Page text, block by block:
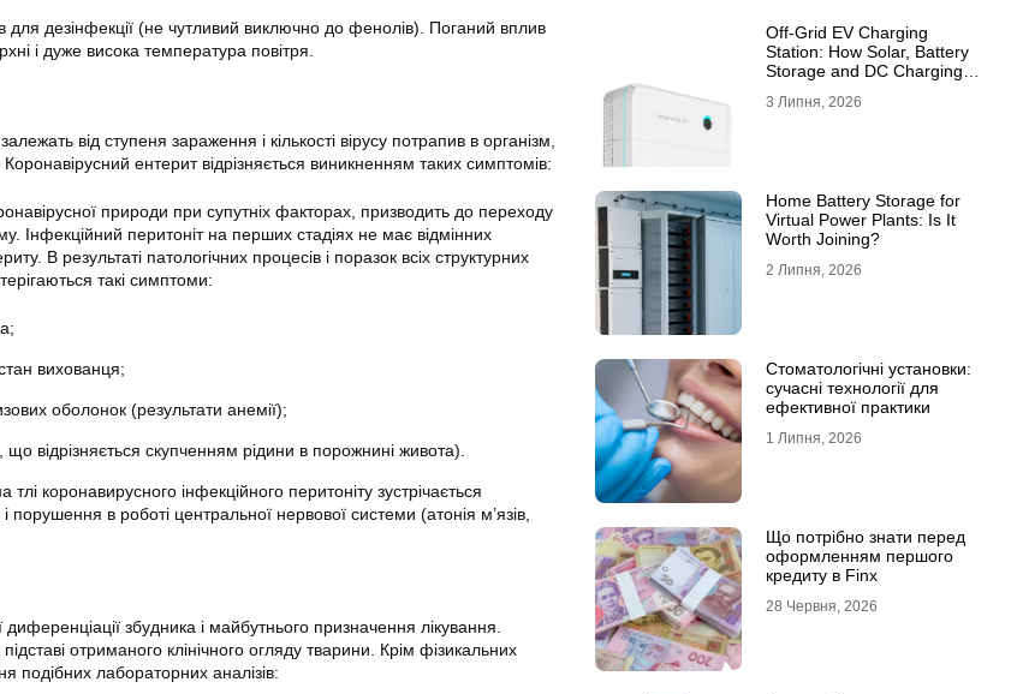
для дезінфекції (не чутливий виключно до фенолів). Поганий вплив
і дуже висока температура повітря.
від ступеня зараження і кількості вірусу потрапив в організм,
ентерит відрізняється виникненням таких симптомів:
природи при супутніх факторах, призводить до переходу
Інфекційний перитоніт на перших стадіях не має відмінних
В результаті патологічних процесів і поразок всіх структурних
такі симптоми:
вихованця;
оболонок (результати анемії);
відрізняється скупченням рідини в порожнині живота).
тлі коронавирусного інфекційного перитоніту зустрічається
порушення в роботі центральної нервової системи (атонія м’язів,
диференціації збудника і майбутнього призначення лікування.
отриманого клінічного огляду тварини. Крім фізикальних
подібних лабораторних аналізів:
Off-Grid EV Charging
Station: How Solar, Battery
Storage and DC Charging
3 Липня, 2026
Home Battery Storage for
Virtual Power Plants: Is It
Worth Joining?
2 Липня, 2026
Стоматологічні установки:
сучасні технології для
ефективної практики
1 Липня, 2026
Що потрібно знати перед
оформленням першого
кредиту в Finx
28 Червня, 2026